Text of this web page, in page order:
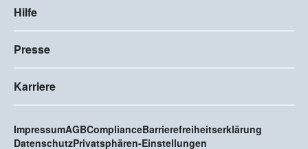
Hilfe
Presse
Karriere
ImpressumAGBComplianceBarrierefreiheitserklärung
DatenschutzPrivatsphären-Einstellungen